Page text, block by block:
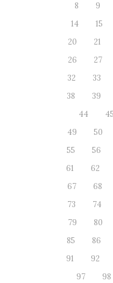
8
9
14
15
20
21
26
27
32
33
38
39
44
45
49
50
55
56
61
62
67
68
73
74
79
80
85
86
91
92
97
98